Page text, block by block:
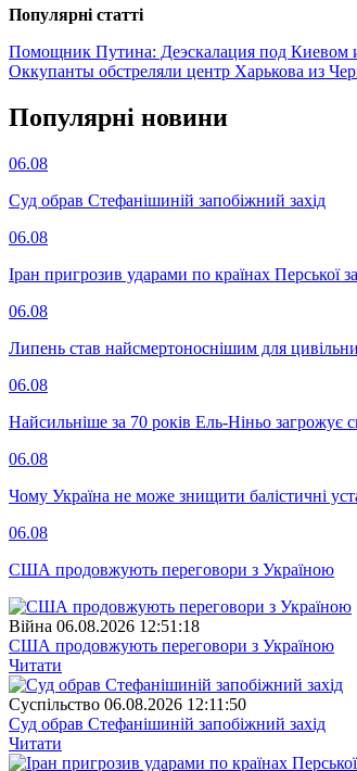
Популярнi статтi
Помощник Путина: Деэскалация под Киевом
Оккупанты обстреляли центр Харькова из
Популярнi новини
06.08
Суд обрав Стефанішиній запобіжний захід
06.08
Іран пригрозив ударами по країнах Перської
06.08
Липень став найсмертоноснішим для
06.08
Найсильніше за 70 років Ель-Ніньо загрожує
06.08
Чому Україна не може знищити балістичні
06.08
США продовжують переговори з Україною
Війна 06.08.2026 12:51:18
США продовжують переговори з Україною
Читати
Суспiльство 06.08.2026 12:11:50
Суд обрав Стефанішиній запобіжний захід
Читати